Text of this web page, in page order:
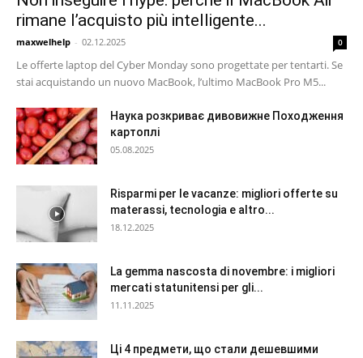
rimane l’acquisto più intelligente...
maxwelhelp - 02.12.2025 0
Le offerte laptop del Cyber Monday sono progettate per tentarti. Se
stai acquistando un nuovo MacBook, l’ultimo MacBook Pro M5...
Наука розкриває дивовижне Походження
картоплі
05.08.2025
Risparmi per le vacanze: migliori offerte su
materassi, tecnologia e altro...
18.12.2025
La gemma nascosta di novembre: i migliori
mercati statunitensi per gli...
11.11.2025
Ці 4 предмети, що стали дешевшими